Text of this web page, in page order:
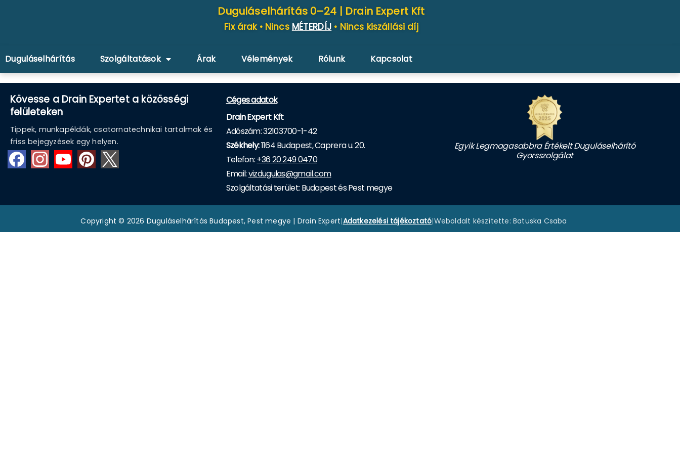
Duguláselhárítás 0–24 | Drain Expert Kft
Fix árak • Nincs MÉTERDÍJ • Nincs kiszállási díj
Duguláselhárítás Szolgáltatások Árak Vélemények Rólunk Kapcsolat
Kövesse a Drain Expertet a közösségi
felületeken
Tippek, munkapéldák, csatornatechnikai tartalmak és
friss bejegyzések egy helyen.
Céges adatok
Drain Expert Kft
Adószám: 32103700-1-42
Székhely:1164 Budapest, Caprera u. 20.
Telefon:+36 20 249 0470
Email:vizdugulas@gmail.com
Szolgáltatási terület: Budapest és Pest megye
Egyik Legmagasabbra Értékelt Duguláselhárító
Gyorsszolgálat
Copyright © 2026 Duguláselhárítás Budapest, Pest megye | Drain Expert|Adatkezelési tájékoztató|Weboldalt készítette: Batuska Csaba